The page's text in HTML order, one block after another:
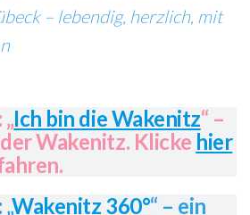
– lebendig, herzlich, mit
Ich bin die Wakenitz“ –
Wakenitz. Klicke hier
Wakenitz 360°“ – ein